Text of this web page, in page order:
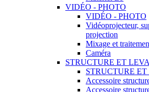
VIDÉO - PHOTO
VIDÉO - PHOTO
Vidéoprojecteur,
projection
Mixage et
Caméra
STRUCTURE ET
STRUCTURE
Accessoire
Accessoire